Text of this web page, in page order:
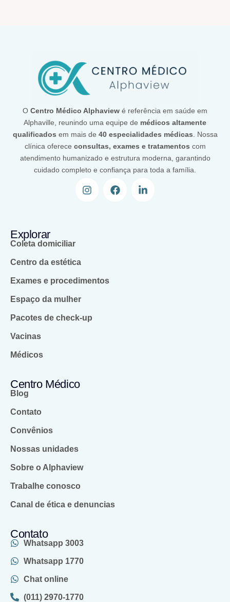
O Centro Médico Alphaview é referência em saúde em
Alphaville, reunindo uma equipe de médicos altamente
qualificados em mais de 40 especialidades médicas . Nossa
clínica oferece consultas, exames e tratamentos com
atendimento humanizado e estrutura moderna, garantindo
cuidado completo e confiança para toda a família.
Explorar
Coleta domiciliar
Centro da estética
Exames e procedimentos
Espaço da mulher
Pacotes de check-up
Vacinas
Médicos
Centro Médico
Blog
Contato
Convênios
Nossas unidades
Sobre o Alphaview
Trabalhe conosco
Canal de ética e denuncias
Contato
Whatsapp 3003
Whatsapp 1770
Chat online
(011) 2970-1770